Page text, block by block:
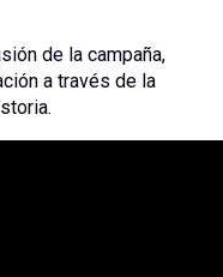
de la campaña,
a través de la